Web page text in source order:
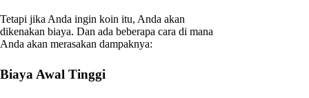
Tetapi jika Anda ingin koin itu, Anda akan
dikenakan biaya. Dan ada beberapa cara di mana
Anda akan merasakan dampaknya:
Biaya Awal Tinggi